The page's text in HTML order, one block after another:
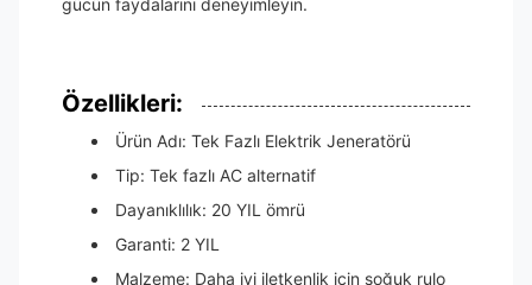
gücün faydalarını deneyimleyin.
Özellikleri:
Ürün Adı: Tek Fazlı Elektrik Jeneratörü
Tip: Tek fazlı AC alternatif
Dayanıklılık: 20 YIL ömrü
Garanti: 2 YIL
Malzeme: Daha iyi iletkenlik için soğuk rulo